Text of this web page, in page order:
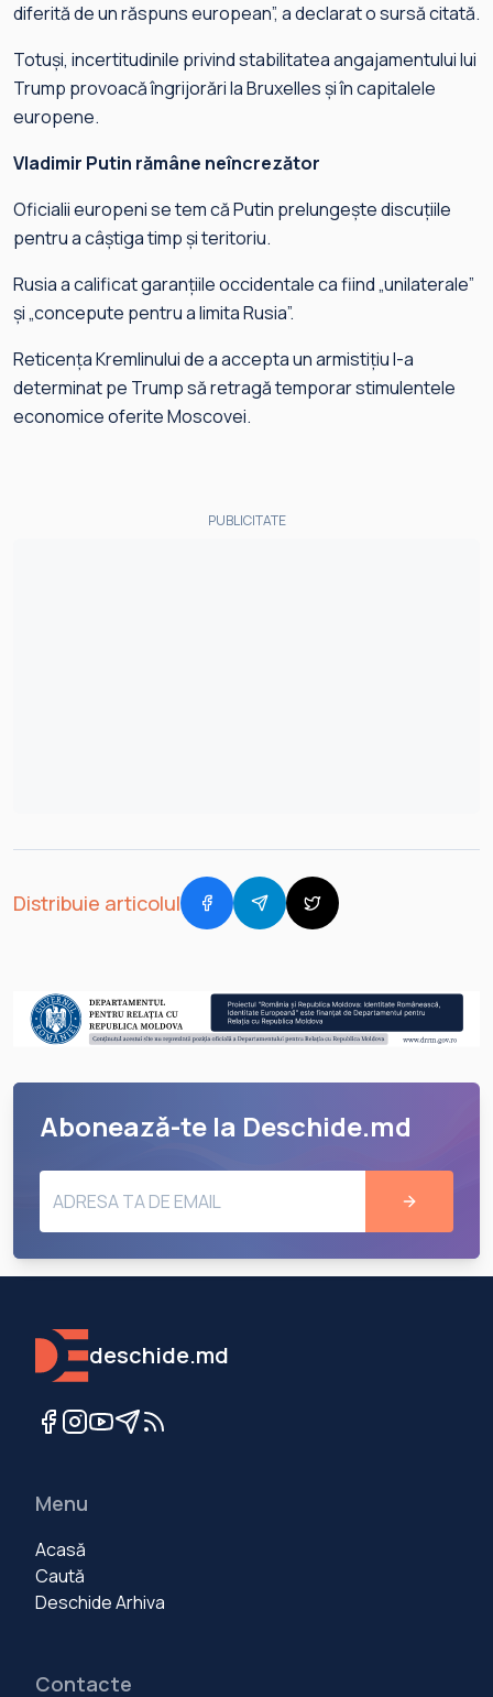
diferită de un răspuns european”, a declarat o sursă citată.
Totuși, incertitudinile privind stabilitatea angajamentului lui
Trump provoacă îngrijorări la Bruxelles și în capitalele
europene.
Vladimir Putin rămâne neîncrezător
Oficialii europeni se tem că Putin prelungește discuțiile
pentru a câștiga timp și teritoriu.
Rusia a calificat garanțiile occidentale ca fiind „unilaterale”
și „concepute pentru a limita Rusia”.
Reticența Kremlinului de a accepta un armistițiu l-a
determinat pe Trump să retragă temporar stimulentele
economice oferite Moscovei.
PUBLICITATE
Distribuie articolul
Abonează-te la Deschide.md
deschide.md
Menu
Acasă
Caută
Deschide Arhiva
Contacte